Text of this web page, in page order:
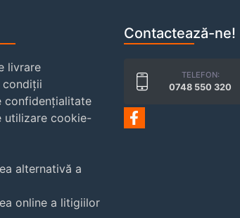
livrare
condiții
confidențialitate
utilizare cookie-
alternativă a
online a litigiilor
Contactează-ne!
TELEFON:
0748 550 320